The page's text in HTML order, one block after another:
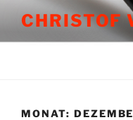
Inhalt
springen
CHRISTOF
MONAT: